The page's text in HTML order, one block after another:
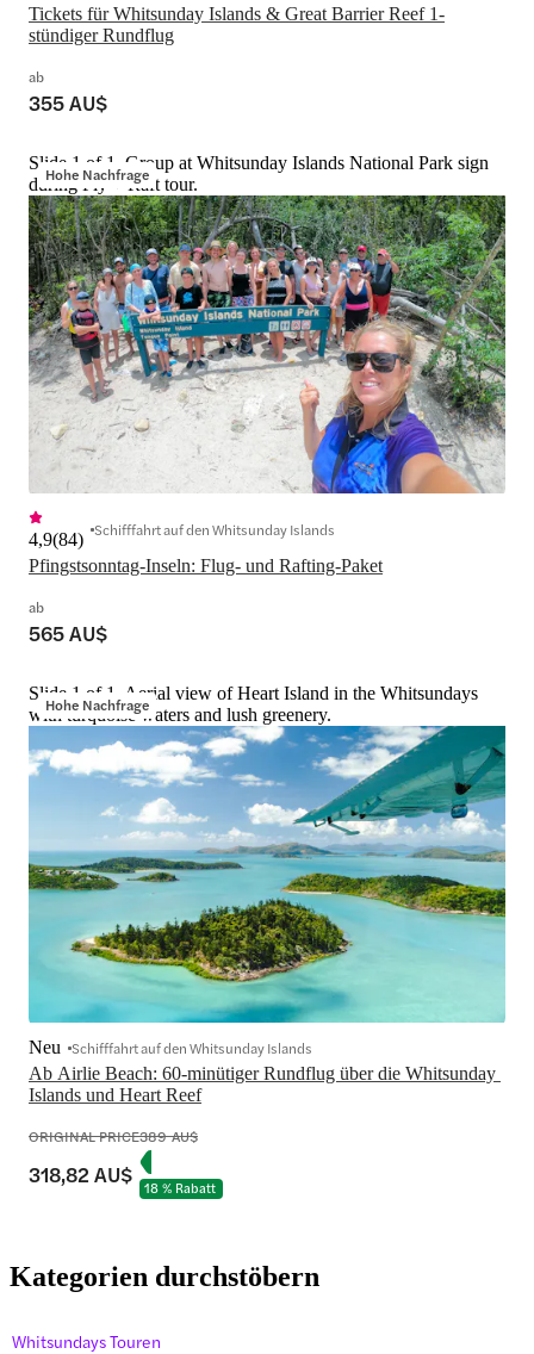
Tickets für Whitsunday Islands & Great Barrier Reef 1-
stündiger Rundflug
ab
355 AU$
Hohe Nachfrage
Slide 1 of 1, Group at Whitsunday Islands National Park sign
during Fly + Raft tour.
Pfingstsonntag-Inseln: Flug- und Rafting-Paket
4,9(84) Schifffahrt auf den Whitsunday Islands
ab
565 AU$
Hohe Nachfrage
Slide 1 of 1, Aerial view of Heart Island in the Whitsundays
with turquoise waters and lush greenery.
Ab Airlie Beach: 60-minütiger Rundflug über die Whitsunday
Islands und Heart Reef
Neu Schifffahrt auf den Whitsunday Islands
ORIGINAL PRICE389 AU$
318,82 AU$ 18 % Rabatt
Kategorien durchstöbern
Whitsundays Touren